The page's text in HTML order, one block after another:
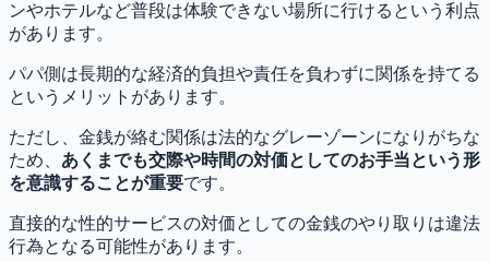
ンやホテルなど普段は体験できない場所に行けるという利点
があります。
パパ側は長期的な経済的負担や責任を負わずに関係を持てる
というメリットがあります。
ただし、金銭が絡む関係は法的なグレーゾーンになりがちな
ため、 あくまでも交際や時間の対価としてのお手当という形
を意識することが重要です。
直接的な性的サービスの対価としての金銭のやり取りは違法
行為となる可能性があります。